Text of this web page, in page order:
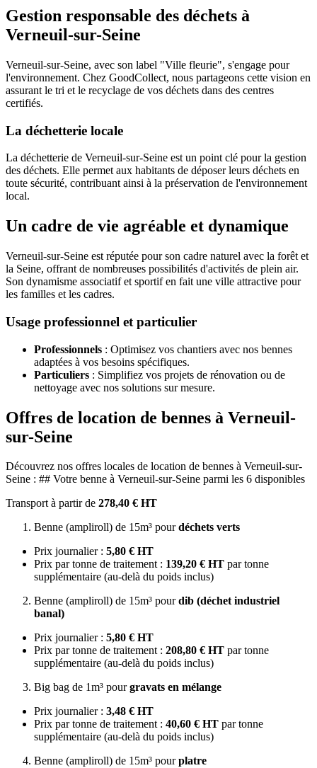
Gestion responsable des déchets à
Verneuil-sur-Seine
Verneuil-sur-Seine, avec son label "Ville fleurie", s'engage pour
l'environnement. Chez GoodCollect, nous partageons cette vision en
assurant le tri et le recyclage de vos déchets dans des centres
certifiés.
La déchetterie locale
La déchetterie de Verneuil-sur-Seine est un point clé pour la gestion
des déchets. Elle permet aux habitants de déposer leurs déchets en
toute sécurité, contribuant ainsi à la préservation de l'environnement
local.
Un cadre de vie agréable et dynamique
Verneuil-sur-Seine est réputée pour son cadre naturel avec la forêt et
la Seine, offrant de nombreuses possibilités d'activités de plein air.
Son dynamisme associatif et sportif en fait une ville attractive pour
les familles et les cadres.
Usage professionnel et particulier
Professionnels : Optimisez vos chantiers avec nos bennes
adaptées à vos besoins spécifiques.
Particuliers : Simplifiez vos projets de rénovation ou de
nettoyage avec nos solutions sur mesure.
Offres de location de bennes à Verneuil-
sur-Seine
Découvrez nos offres locales de location de bennes à Verneuil-sur-
Seine : ## Votre benne à Verneuil-sur-Seine parmi les 6 disponibles
Transport à partir de 278,40 € HT
Benne (ampliroll) de 15m³ pourdéchets verts
Prix journalier : 5,80 € HT
Prix par tonne de traitement : 139,20 € HT par tonne
supplémentaire (au-delà du poids inclus)
Benne (ampliroll) de 15m³ pourdib (déchet industriel
banal)
Prix journalier : 5,80 € HT
Prix par tonne de traitement : 208,80 € HT par tonne
supplémentaire (au-delà du poids inclus)
Big bag de 1m³ pourgravats en mélange
Prix journalier : 3,48 € HT
Prix par tonne de traitement : 40,60 € HT par tonne
supplémentaire (au-delà du poids inclus)
Benne (ampliroll) de 15m³ pourplatre